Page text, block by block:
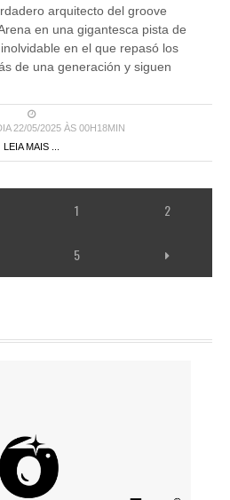
en una gigantesca pista de
en el que repasó los
de una generación y siguen
22/05/2025 ÀS 00H18MIN
LEIA MAIS ...
1 2